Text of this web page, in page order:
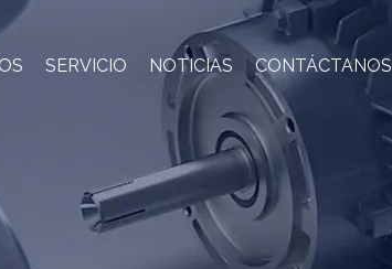
SERVICIO NOTICIAS CONTÁCTANOS